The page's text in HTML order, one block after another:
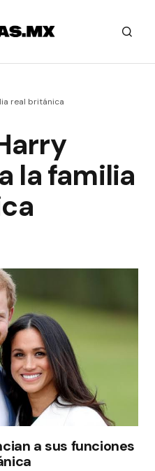
real británica
la familia
a sus funciones